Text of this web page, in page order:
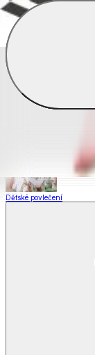
Saténové povlečení
Povlečení s fototiskem
Dětské povlečení